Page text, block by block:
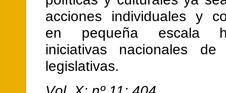
acciones individuales y
en pequeña escala
iniciativas nacionales
legislativas.